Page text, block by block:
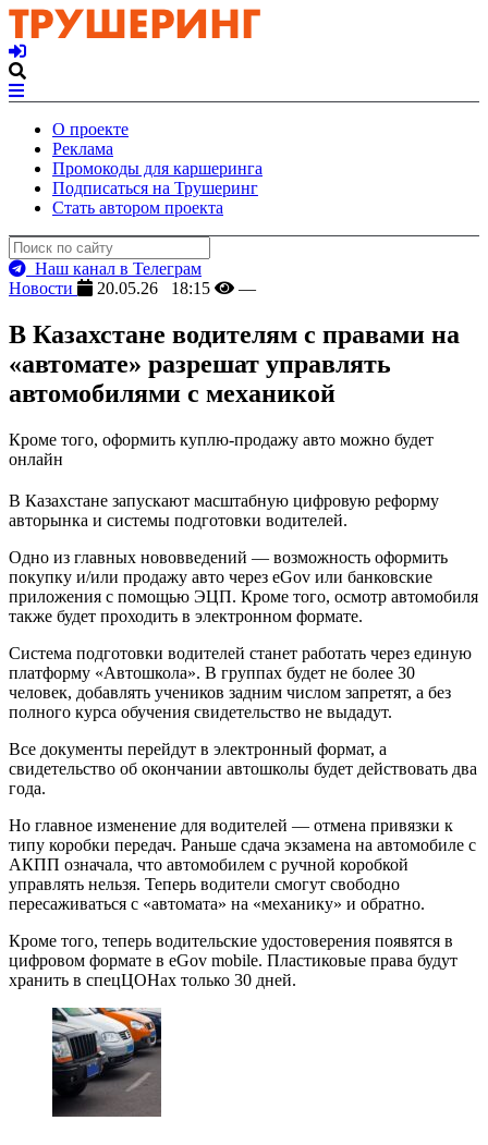
О проекте
Реклама
Промокоды для каршеринга
Подписаться на Трушеринг
Стать автором проекта
Наш канал в Телеграм
Новости
20.05.26 18:15 —
В Казахстане водителям с правами на
«автомате» разрешат управлять
автомобилями с механикой
Кроме того, оформить куплю-продажу авто можно будет
онлайн
В Казахстане запускают масштабную цифровую реформу
авторынка и системы подготовки водителей.
Одно из главных нововведений — возможность оформить
покупку и/или продажу авто через eGov или банковские
приложения с помощью ЭЦП. Кроме того, осмотр автомобиля
также будет проходить в электронном формате.
Система подготовки водителей станет работать через единую
платформу «Автошкола». В группах будет не более 30
человек, добавлять учеников задним числом запретят, а без
полного курса обучения свидетельство не выдадут.
Все документы перейдут в электронный формат, а
свидетельство об окончании автошколы будет действовать два
года.
Но главное изменение для водителей — отмена привязки к
типу коробки передач. Раньше сдача экзамена на автомобиле с
АКПП означала, что автомобилем с ручной коробкой
управлять нельзя. Теперь водители смогут свободно
пересаживаться с «автомата» на «механику» и обратно.
Кроме того, теперь водительские удостоверения появятся в
цифровом формате в eGov mobile. Пластиковые права будут
хранить в спецЦОНах только 30 дней.